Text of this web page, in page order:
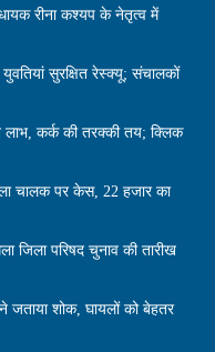
रीना कश्यप के नेतृत्व में
युवतियां सुरक्षित रेस्क्यू; संचालकों
कर्क की तरक्की तय; क्लिक
चालक पर केस, 22 हजार का
जिला परिषद चुनाव की तारीख
जताया शोक, घायलों को बेहतर